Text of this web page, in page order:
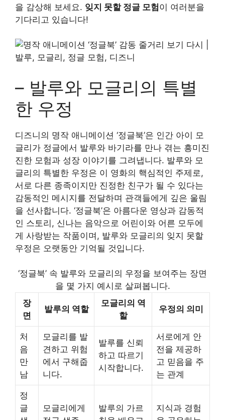
을 감상해 보세요. 잊지 못할 정글 모험이 여러분을
기다리고 있습니다!
– 발루와 모글리의 특별
한 우정
디즈니의 명작 애니메이션 ‘정글북’은 인간 아이 모
글리가 정글에서 발루와 바기라를 만나 겪는 흥미진
진한 모험과 성장 이야기를 그려냅니다. 발루와 모
글리의 특별한 우정은 이 영화의 핵심적인 주제로,
서로 다른 종족이지만 진정한 친구가 될 수 있다는
감동적인 메시지를 전달하며 관객들에게 깊은 울림
을 선사합니다. ‘정글북’은 아름다운 영상과 감동적
인 스토리, 신나는 음악으로 어린이와 어른 모두에
게 사랑받는 작품이며, 발루와 모글리의 잊지 못할
우정은 오랫동안 기억될 것입니다.
‘정글북’ 속 발루와 모글리의 우정을 보여주는 장면
을 몇 가지 예시로 살펴봅니다.
장
면
발루의 역할
모글리의 역
할
우정의 의미
처
음
만
남
모글리를 발
견하고 위험
에서 구해줍
니다.
발루를 신뢰
하고 따르기
시작합니다.
서로에게 안
전을 제공하
고 믿음을 주
는 관계
정
글
모글리에게
발루의 가르
지식과 경험